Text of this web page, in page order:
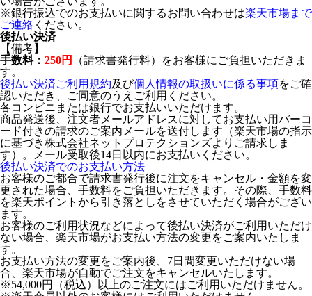
※銀行振込でのお支払いに関するお問い合わせは楽天市場まで
ご連絡 ください。
後払い決済
【備考】
手数料： 250円
（請求書発行料）をお客様にご負担いただきま
す。
後払い決済ご利用規約及び個人情報の取扱いに係る事項をご確
認いただき、ご同意のうえご利用ください。
各コンビニまたは銀行でお支払いいただけます。
商品発送後、注文者メールアドレスに対してお支払い用バーコ
ード付きの請求のご案内メールを送付します（楽天市場の指示
に基づき株式会社ネットプロテクションズよりご請求しま
す）。メール受取後14日以内にお支払いください。
後払い決済でのお支払い方法
お客様のご都合で請求書発行後に注文をキャンセル・金額を変
更された場合、手数料をご負担いただきます。その際、手数料
を楽天ポイントから引き落としをさせていただく場合がござい
ます。
お客様のご利用状況などによって後払い決済がご利用いただけ
ない場合、楽天市場がお支払い方法の変更をご案内いたしま
す。
お支払い方法の変更をご案内後、7日間変更いただけない場
合、楽天市場が自動でご注文をキャンセルいたします。
※54,000円（税込）以上のご注文にはご利用いただけません。